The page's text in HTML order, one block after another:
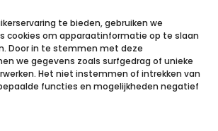
te bieden, gebruiken we
cookies om apparaatinformatie op te slaan
Door in te stemmen met deze
we gegevens zoals surfgedrag of unieke
Het niet instemmen of intrekken van
functies en mogelijkheden negatief
STERILUX ES
10x10cm 8l.nst.